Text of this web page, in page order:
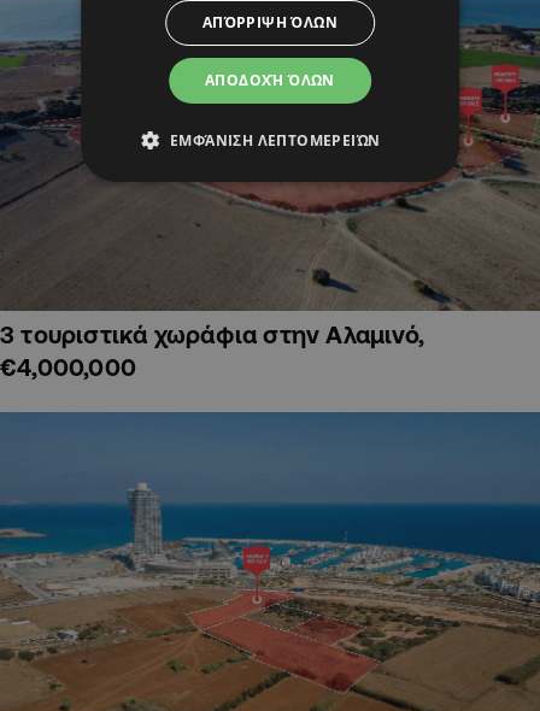
3 τουριστικά χωράφια στην Αλαμινό,
€4,000,000
ΑΠΟΔΟΧΉ ΌΛΩΝ
ΑΠΌΡΡΙΨΗ ΌΛΩΝ
ΕΜΦΆΝΙΣΗ ΛΕΠΤΟΜΕΡΕΙΏΝ